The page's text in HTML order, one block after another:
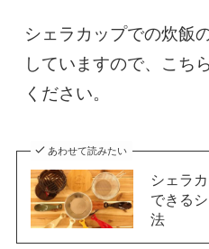
シェラカップでの炊飯
していますので、こち
ください。
あわせて読みたい
シェラ
できる
法